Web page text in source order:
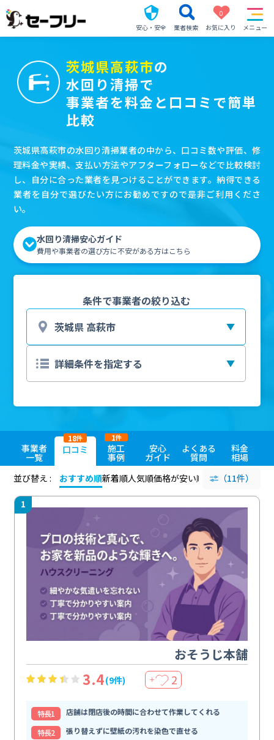
安心・安全 業者検索
0
お気に入り
メニュー
茨城県高萩市の
水回り清掃で
事業者を料金と口コミで簡単
比較
茨城県高萩市の水回り清掃業者の中から、口コミ数や評価、修
理料金や実績、支払い方法やアフターフォローなどで比較検討
し、自分に合った業者を見つけることができます。納得できる
業者を自分で選びたい方にお勧めですので是非ご利用くださ
い。
水回り清掃安心ガイド
費用や事業者の選び方に不安がある方はこちら
条件で事業者の絞り込む
事業者
一覧
口コミ
18件
施工
事例
1件
安心
ガイド
よくある
質問
料金
相場
並び替え :
おすすめ順新着順人気順価格が安い順 評価が高い順
（11件）
1
おそうじ本舗
3.4(9件) ＋ 2
特⻑1
店舗は閉店後の時間に合わせて作業してくれる
特⻑2
張り替えずに壁紙の汚れを染色で直せる